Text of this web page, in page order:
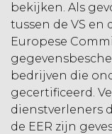
bekijken. Als
tussen de VS en
Europese
bedrijven die
gecertificeerd.
dienstverleners
de EER zijn